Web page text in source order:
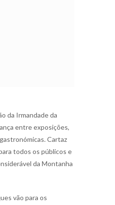
da Irmandade da
entre exposições,
Cartaz
todos os públicos e
da Montanha
vão para os